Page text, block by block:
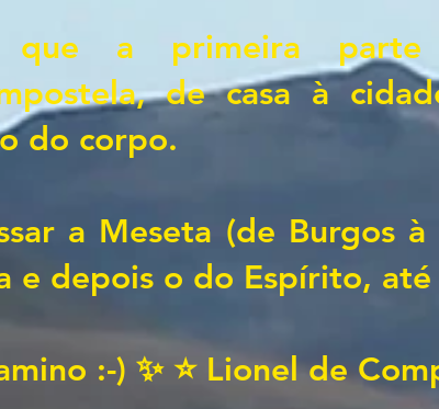
que a primeira
de casa à
do corpo.
a Meseta (de Burgos
e depois o do Espírito, até
:-) ✨ ⭐ Lionel de